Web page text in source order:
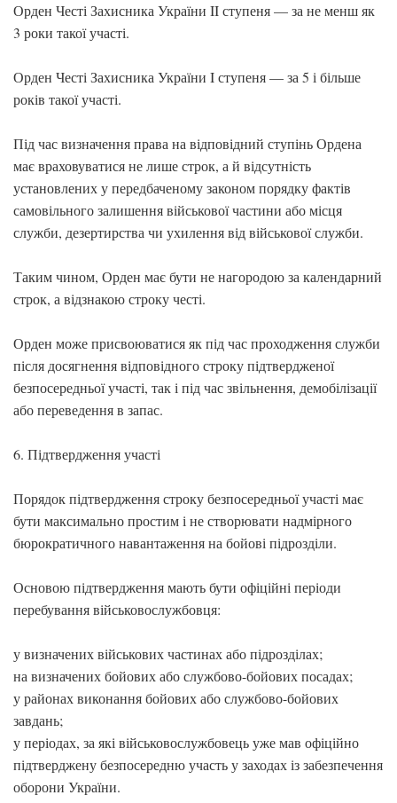
Орден Честі Захисника України II ступеня — за не менш як
3 роки такої участі.
Орден Честі Захисника України I ступеня — за 5 і більше
років такої участі.
Під час визначення права на відповідний ступінь Ордена
має враховуватися не лише строк, а й відсутність
установлених у передбаченому законом порядку фактів
самовільного залишення військової частини або місця
служби, дезертирства чи ухилення від військової служби.
Таким чином, Орден має бути не нагородою за календарний
строк, а відзнакою строку честі.
Орден може присвоюватися як під час проходження служби
після досягнення відповідного строку підтвердженої
безпосередньої участі, так і під час звільнення, демобілізації
або переведення в запас.
6. Підтвердження участі
Порядок підтвердження строку безпосередньої участі має
бути максимально простим і не створювати надмірного
бюрократичного навантаження на бойові підрозділи.
Основою підтвердження мають бути офіційні періоди
перебування військовослужбовця:
у визначених військових частинах або підрозділах;
на визначених бойових або службово-бойових посадах;
у районах виконання бойових або службово-бойових
завдань;
у періодах, за які військовослужбовець уже мав офіційно
підтверджену безпосередню участь у заходах із забезпечення
оборони України.